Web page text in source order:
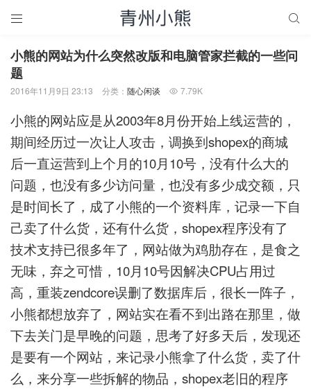
 
小熊的网站为什么突然改版和电脑管家拦截的一些问
题
2016年11月9日 23:13 分类： 随心闲谈  7.79K
小熊的网站应是从2003年8月份开始上线运营的，
期间经历过一次让人攻击，调换到shopex的商城
后一直运营到上个月的10月10号，没有什么大的
问题，也没有多少访问量，也没有多少成交额，只
是时间长了，成了小熊的一个资料库，记录一下自
己卖了什么货，还有什么货，shopex程序没有了
技术支持已很多年了，网站做为鸡肋存在，是食之
无味，弃之可惜，10月10号因解决CPU占用过
高，重装zendcore误删了数据库后，很长一阵子，
小熊都想放弃了，网站实在看不到出路在那里，做
下去关门是早晚的问题，思考了好多天后，发现还
是要有一个网站，来记录小熊拿了什么货，卖了什
么，来分享一些拆解的物品，shopex老旧的程序